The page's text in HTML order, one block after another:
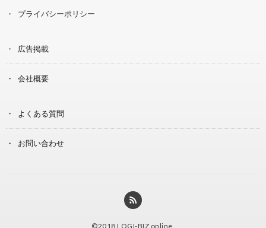
プライバシーポリシー
広告掲載
会社概要
よくある質問
お問い合わせ
©2018 LOGI-BIZ online